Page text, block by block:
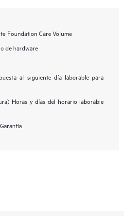
Foundation Care Volume
de hardware
al siguiente día laborable para
Horas y días del horario laborable